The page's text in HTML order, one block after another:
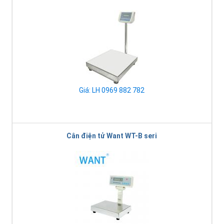
Giá: LH 0969 882 782
Cân điện tử Want WT-B seri